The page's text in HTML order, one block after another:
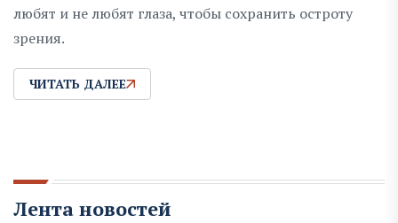
любят и не любят глаза, чтобы сохранить остроту
зрения.
ЧИТАТЬ ДАЛЕЕ
Лента новостей